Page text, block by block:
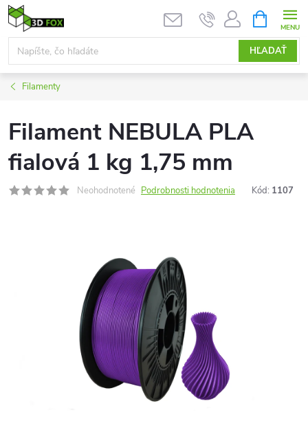
Prejsť
na
obsah
HĽADAŤ
KOŠÍK
Filamenty
Filament NEBULA PLA
fialová 1 kg 1,75 mm
Neohodnotené Podrobnosti hodnotenia Kód: 1107